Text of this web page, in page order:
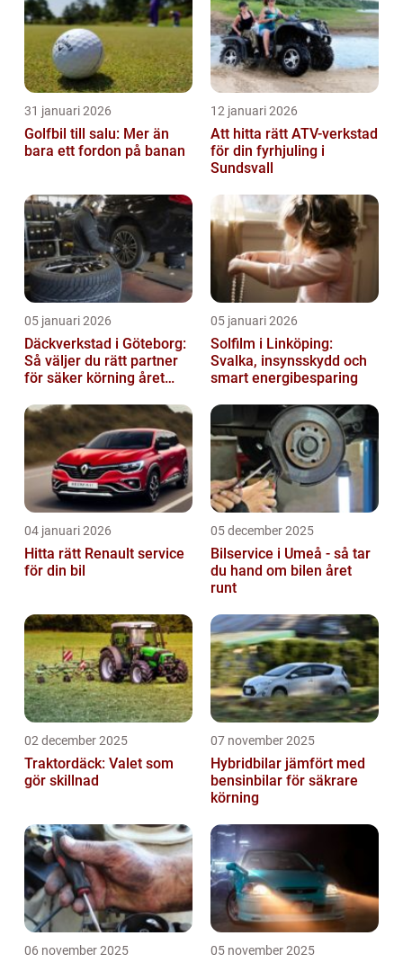
31 januari 2026
Golfbil till salu: Mer än
bara ett fordon på banan
12 januari 2026
Att hitta rätt ATV-verkstad
för din fyrhjuling i
Sundsvall
05 januari 2026
Däckverkstad i Göteborg:
Så väljer du rätt partner
för säker körning året
05 januari 2026
Solfilm i Linköping:
Svalka, insynsskydd och
smart energibesparing
04 januari 2026
Hitta rätt Renault service
för din bil
05 december 2025
Bilservice i Umeå - så tar
du hand om bilen året
runt
02 december 2025
Traktordäck: Valet som
gör skillnad
07 november 2025
Hybridbilar jämfört med
bensinbilar för säkrare
körning
06 november 2025 05 november 2025